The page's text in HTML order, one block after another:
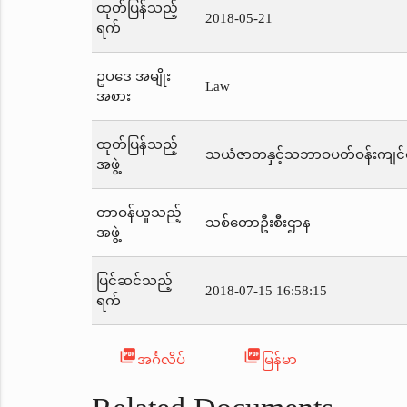
ထုတ်ပြန်သည့်
ရက်
2018-05-21
ဥပဒေ အမျိုး
အစား
Law
ထုတ်ပြန်သည့်
အဖွဲ့
သယံဇာတနှင့်သဘာဝပတ်ဝန်းကျင်ထိ
တာဝန်ယူသည့်
အဖွဲ့
သစ်တောဦးစီးဌာန
ပြင်ဆင်သည့်
ရက်
2018-07-15 16:58:15
picture_as_pdfအင်္ဂလိပ် picture_as_pdf မြန်မာ